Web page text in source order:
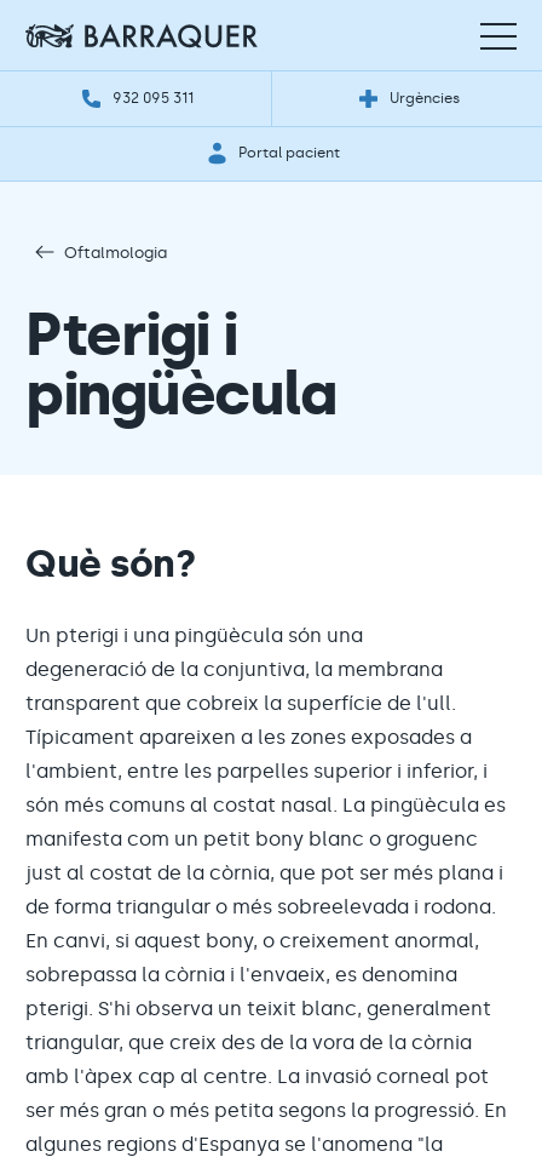
932 095 311 Urgències
Portal pacient
Oftalmologia
Pterigi i
pingüècula
Què són?
Un pterigi i una pingüècula són una
degeneració de la conjuntiva, la membrana
transparent que cobreix la superfície de l'ull.
Típicament apareixen a les zones exposades a
l'ambient, entre les parpelles superior i inferior, i
són més comuns al costat nasal. La pingüècula es
manifesta com un petit bony blanc o groguenc
just al costat de la còrnia, que pot ser més plana i
de forma triangular o més sobreelevada i rodona.
En canvi, si aquest bony, o creixement anormal,
sobrepassa la còrnia i l'envaeix, es denomina
pterigi. S'hi observa un teixit blanc, generalment
triangular, que creix des de la vora de la còrnia
amb l'àpex cap al centre. La invasió corneal pot
ser més gran o més petita segons la progressió. En
algunes regions d'Espanya se l'anomena "la